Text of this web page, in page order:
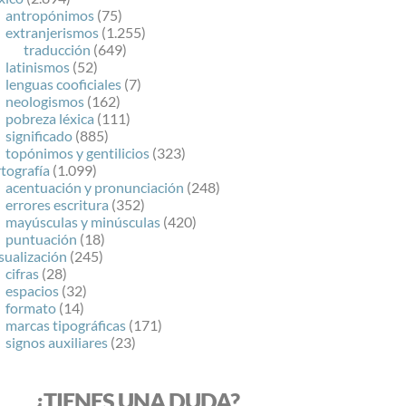
antropónimos (75)
extranjerismos (1.255)
traducción (649)
latinismos (52)
lenguas cooficiales (7)
neologismos (162)
pobreza léxica (111)
significado (885)
topónimos y gentilicios (323)
(1.099)
acentuación y pronunciación (248)
errores escritura (352)
mayúsculas y minúsculas (420)
puntuación (18)
(245)
cifras (28)
espacios (32)
formato (14)
marcas tipográficas (171)
signos auxiliares (23)
¿TIENES UNA DUDA?